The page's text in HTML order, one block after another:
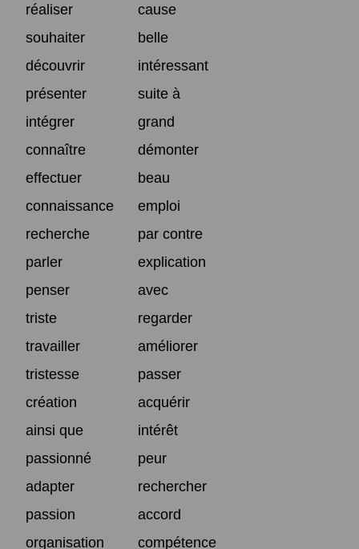
réaliser
cause
souhaiter
belle
découvrir
intéressant
présenter
suite à
intégrer
grand
connaître
démonter
effectuer
beau
connaissance
emploi
recherche
par contre
parler
explication
penser
avec
triste
regarder
travailler
améliorer
tristesse
passer
création
acquérir
ainsi que
intérêt
passionné
peur
adapter
rechercher
passion
accord
organisation
compétence